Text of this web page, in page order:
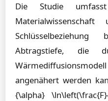
Die Studie
Abtragstiefe, die
angenähert werden
{\alpha}